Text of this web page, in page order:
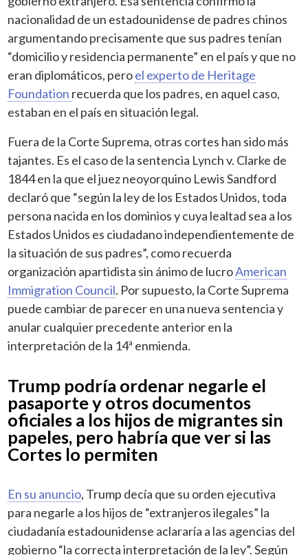
nacionalidad de un estadounidense de padres chinos
argumentando precisamente que sus padres tenían
“domicilio y residencia permanente” en el país y que no
eran diplomáticos, peroel experto de Heritage
Foundation recuerda que los padres, en aquel caso,
estaban en el país en situación legal.
Fuera de la Corte Suprema, otras cortes han sido más
tajantes. Es el caso de la sentencia Lynch v. Clarke de
1844 en la que el juez neoyorquino Lewis Sandford
declaró que “según la ley de los Estados Unidos, toda
persona nacida en los dominios y cuya lealtad sea a los
Estados Unidos es ciudadano independientemente de
la situación de sus padres”, como recuerda
organización apartidista sin ánimo de lucroAmerican
Immigration Council. Por supuesto, la Corte Suprema
puede cambiar de parecer en una nueva sentencia y
anular cualquier precedente anterior en la
interpretación de la 14ª enmienda.
Trump podría ordenar negarle el
pasaporte y otros documentos
oficiales a los hijos de migrantes sin
papeles, pero habría que ver si las
Cortes lo permiten
En su anuncio, Trump decía que su orden ejecutiva
para negarle a los hijos de “extranjeros ilegales” la
ciudadanía estadounidense aclararía a las agencias del
gobierno “la correcta interpretación de la ley”. Según